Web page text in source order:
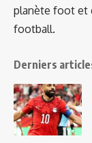
planète foot et
football.
Derniers